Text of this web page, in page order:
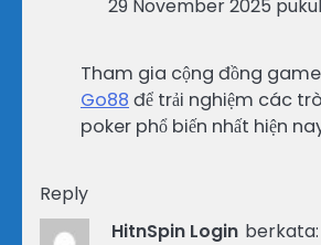
29 November 2025
Tham gia cộng đồng
Go88 để trải nghiệm các
poker phổ biến nhất hiện
Reply
HitnSpin Login berkata: